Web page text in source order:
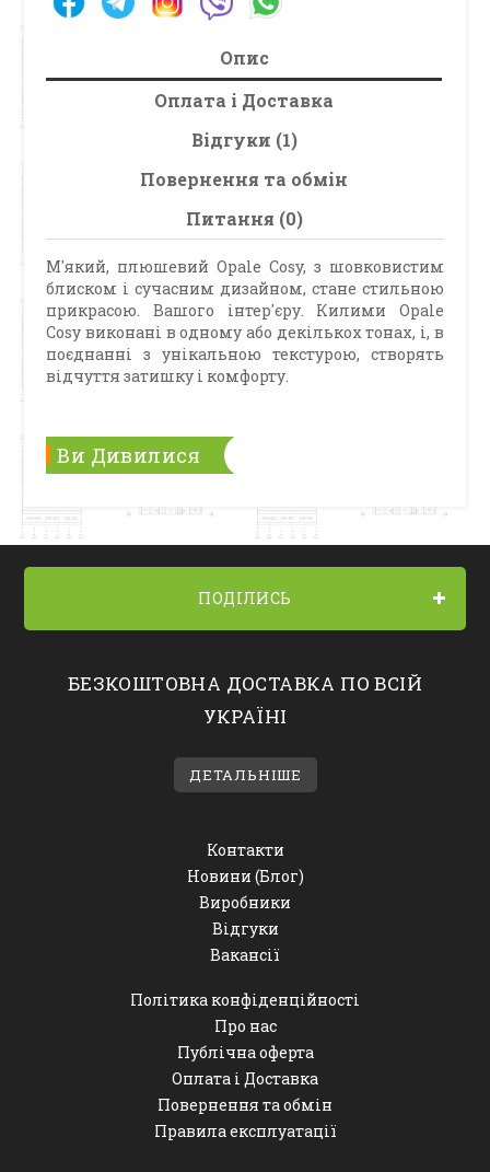
Опис
Оплата і Доставка
Відгуки (1)
Повернення та обмін
Питання (0)
М'який, плюшевий Opale Cosy, з шовковистим
блиском і сучасним дизайном, стане стильною
прикрасою. Вашого інтер'єру. Килими Opale
Cosy виконані в одному або декількох тонах, і, в
поєднанні з унікальною текстурою, створять
відчуття затишку і комфорту.
Ви Дивилися
ПОДІЛИСЬ
БЕЗКОШТОВНА ДОСТАВКА ПО ВСІЙ
УКРАЇНІ
ДЕТАЛЬНІШЕ
Контакти
Новини (Блог)
Виробники
Відгуки
Вакансії
Політика конфіденційності
Про нас
Публічна оферта
Оплата і Доставка
Повернення та обмін
Правила експлуатації